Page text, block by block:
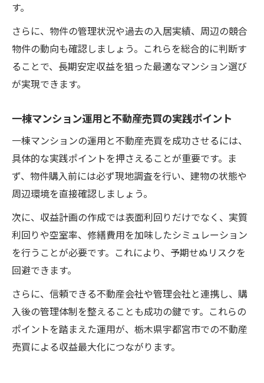
す。
さらに、物件の管理状況や過去の入居実績、周辺の競合
物件の動向も確認しましょう。これらを総合的に判断す
ることで、長期安定収益を狙った最適なマンション選び
が実現できます。
一棟マンション運用と不動産売買の実践ポイント
一棟マンションの運用と不動産売買を成功させるには、
具体的な実践ポイントを押さえることが重要です。ま
ず、物件購入前には必ず現地調査を行い、建物の状態や
周辺環境を直接確認しましょう。
次に、収益計画の作成では表面利回りだけでなく、実質
利回りや空室率、修繕費用を加味したシミュレーション
を行うことが必要です。これにより、予期せぬリスクを
回避できます。
さらに、信頼できる不動産会社や管理会社と連携し、購
入後の管理体制を整えることも成功の鍵です。これらの
ポイントを踏まえた運用が、栃木県宇都宮市での不動産
売買による収益最大化につながります。